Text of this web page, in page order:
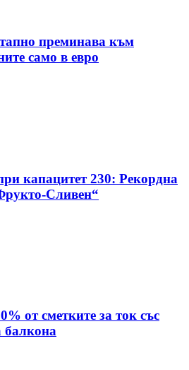
преминава към
само в евро
капацитет 230: Рекордна
Сливен“
от сметките за ток със
балкона